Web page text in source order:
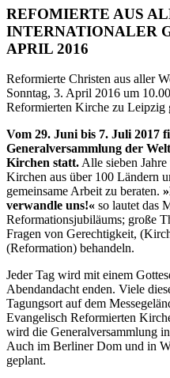
REFOMIERTE AUS
INTERNATIONALER
APRIL 2016
Reformierte Christen aus aller
Sonntag, 3. April 2016 um
Reformierten Kirche zu Leipzig
Vom 29. Juni bis 7. Juli 2017
Generalversammlung der
Kirchen statt.Alle sieben
Kirchen aus über 100 Ländern
gemeinsame Arbeit zu beraten.
verwandle uns!« so lautet das
Reformationsjubiläums; große
Fragen von Gerechtigkeit,
(Reformation) behandeln.
Jeder Tag wird mit einem
Abendandacht enden. Viele
Tagungsort auf dem
Evangelisch Reformierten
wird die Generalversammlung
Auch im Berliner Dom und in
geplant.